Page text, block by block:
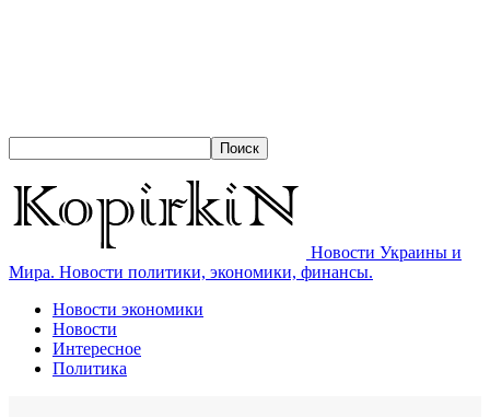
Новости Украины и
Мира. Новости политики, экономики, финансы.
Новости экономики
Новости
Интересное
Политика